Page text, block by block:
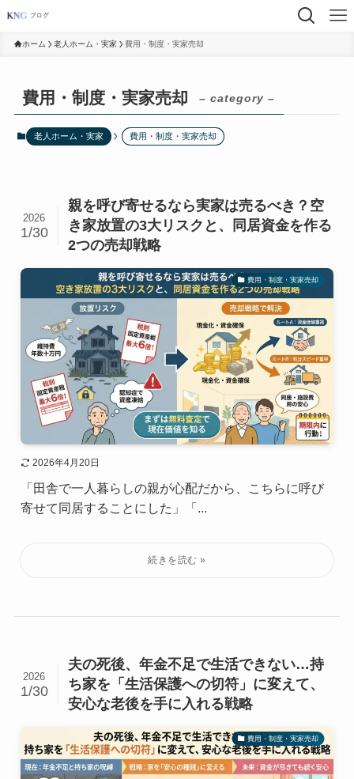
ホーム 老人ホーム・実家 費用・制度・実家売却
費用・制度・実家売却 – category –
老人ホーム・実家 費用・制度・実家売却
親を呼び寄せるなら実家は売るべき？空
き家放置の3大リスクと、同居資金を作る
2つの売却戦略
2026
1/30
費用・制度・実家売却
2026年4月20日
「田舎で一人暮らしの親が心配だから、こちらに呼び
寄せて同居することにした」「...
夫の死後、年金不足で生活できない…持
ち家を「生活保護への切符」に変えて、
安心な老後を手に入れる戦略
2026
1/30
費用・制度・実家売却